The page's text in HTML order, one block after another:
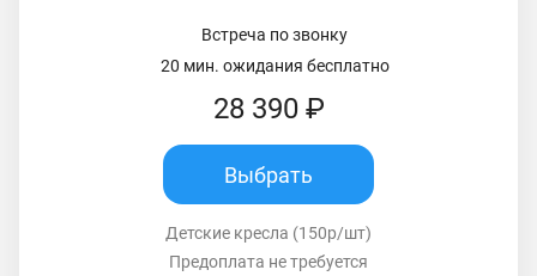
Встреча по звонку
20 мин. ожидания бесплатно
28 390 ₽
Выбрать
Детские кресла (150р/шт)
Предоплата не требуется